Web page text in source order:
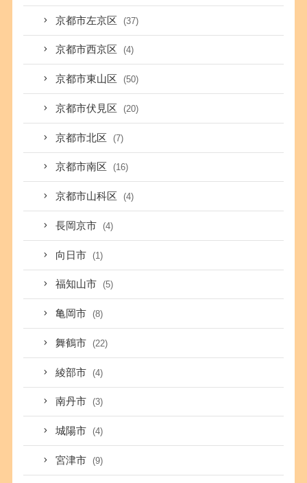
京都市左京区 (37)
京都市西京区 (4)
京都市東山区 (50)
京都市伏見区 (20)
京都市北区 (7)
京都市南区 (16)
京都市山科区 (4)
長岡京市 (4)
向日市 (1)
福知山市 (5)
亀岡市 (8)
舞鶴市 (22)
綾部市 (4)
南丹市 (3)
城陽市 (4)
宮津市 (9)